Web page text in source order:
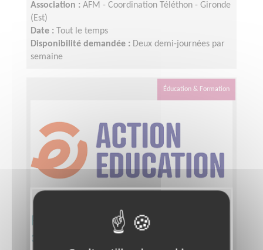
Association : AFM - Coordination Téléthon - Gironde
(Est)
Date :
Tout le temps
Disponibilité demandée : Deux demi-journées par
semaine
Éducation & Formation
Participez au développement des
dons pour l'éducation dans le